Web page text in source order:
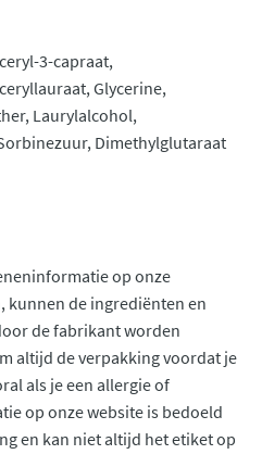
3-capraat,
Glycerine,
Laurylalcohol,
Dimethylglutaraat
op onze
kunnen de ingrediënten en
de fabrikant worden
altijd de verpakking voordat je
als je een allergie of
op onze website is bedoeld
en kan niet altijd het etiket op